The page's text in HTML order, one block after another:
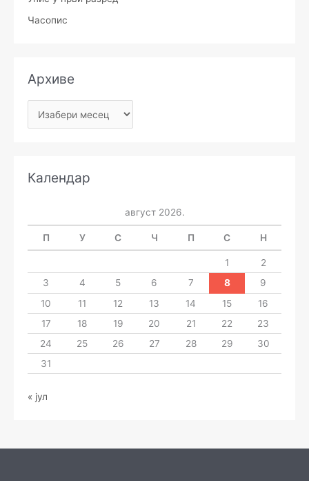
Часопис
Архиве
Календар
август 2026.
П У С Ч П С Н
1
2
3
4 5 6 7 8
9
10
11 12 13 14 15
16
17
18 19 20 21 22
23
24
25 26 27 28 29
30
31
« јул